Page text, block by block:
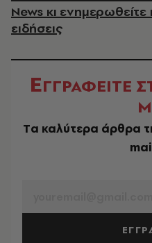
News κι ενημερωθείτε
ειδήσεις
ΕΓΓΡΑΦΕΙΤΕ
Tα καλύτερα άρθρα